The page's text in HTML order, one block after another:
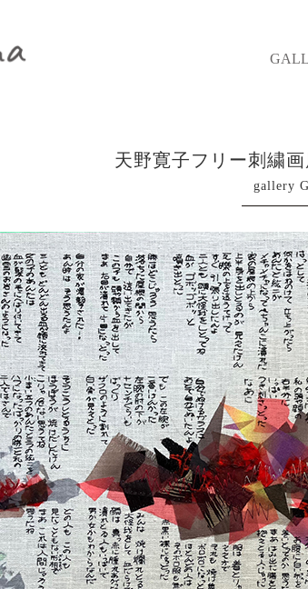
天野寛子フリー刺
gallery G